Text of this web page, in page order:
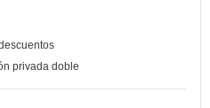
privada doble